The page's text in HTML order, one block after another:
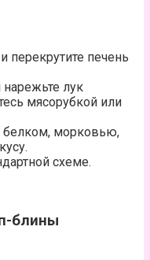
перекрутите печень
нарежьте лук
мясорубкой или
белком, морковью,
схеме.
блины